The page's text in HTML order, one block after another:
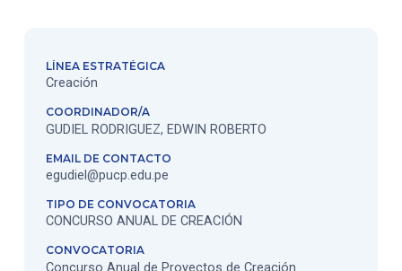
LÍNEA ESTRATÉGICA
Creación
COORDINADOR/A
GUDIEL RODRIGUEZ, EDWIN ROBERTO
EMAIL DE CONTACTO
egudiel@pucp.edu.pe
TIPO DE CONVOCATORIA
CONCURSO ANUAL DE CREACIÓN
CONVOCATORIA
Concurso Anual de Proyectos de Creación